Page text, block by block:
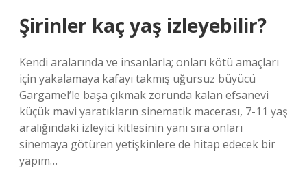
Şirinler kaç yaş izleyebilir?
Kendi aralarında ve insanlarla; onları kötü amaçları
için yakalamaya kafayı takmış uğursuz büyücü
Gargamel’le başa çıkmak zorunda kalan efsanevi
küçük mavi yaratıkların sinematik macerası, 7-11 yaş
aralığındaki izleyici kitlesinin yanı sıra onları
sinemaya götüren yetişkinlere de hitap edecek bir
yapım…